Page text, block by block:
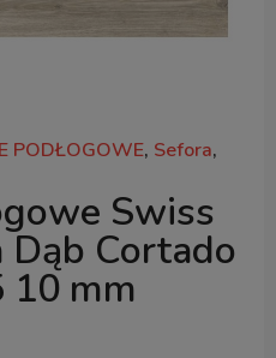
PODŁOGOWE, Sefora,
Swiss
Dąb Cortado
10 mm